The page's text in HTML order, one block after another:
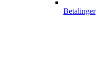
Betalinger